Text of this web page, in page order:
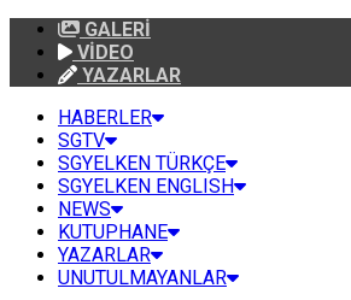
GALERİ
VİDEO
YAZARLAR
HABERLER
SGTV
SGYELKEN TÜRKÇE
SGYELKEN ENGLISH
NEWS
KUTUPHANE
YAZARLAR
UNUTULMAYANLAR